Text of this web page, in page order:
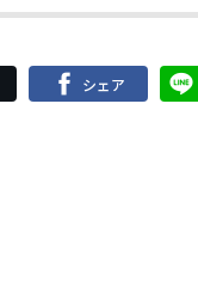
シェア